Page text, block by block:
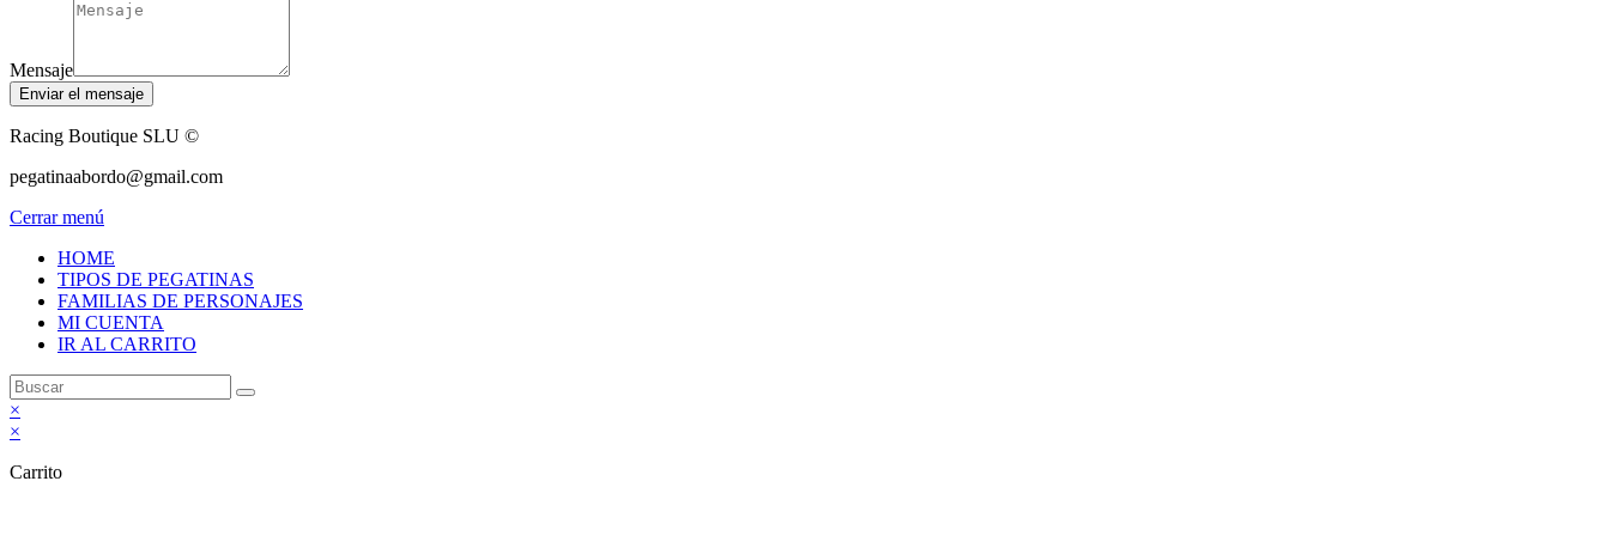
Mensaje
Enviar el mensaje
Racing Boutique SLU ©
pegatinaabordo@gmail.com
Cerrar menú
HOME
TIPOS DE PEGATINAS
FAMILIAS DE PERSONAJES
MI CUENTA
IR AL CARRITO
×
×
Carrito